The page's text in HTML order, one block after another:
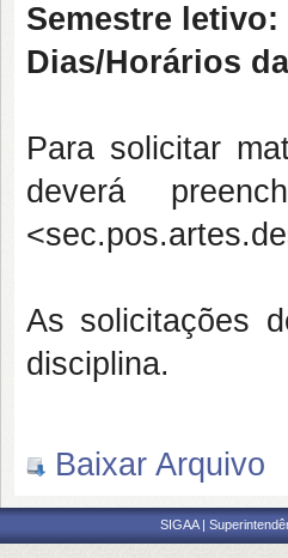
Semestre letivo:
Dias/Horários
Para solicitar
deverá
As solicitações
disciplina.
Baixar Arquivo
SIGAA |